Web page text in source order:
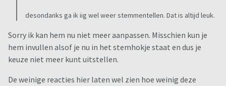
desondanks ga ik iig wel weer stemmentellen. Dat is altijd leuk.
Sorry ik kan hem nu niet meer aanpassen. Misschien kun je
hem invullen alsof je nu in het stemhokje staat en dus je
keuze niet meer kunt uitstellen.
De weinige reacties hier laten wel zien hoe weinig deze